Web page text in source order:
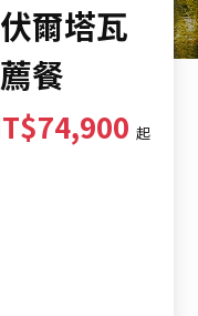
爾塔瓦
餐
起